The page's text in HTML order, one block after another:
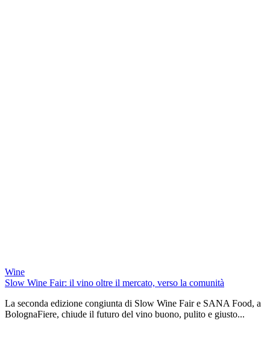
Wine
Slow Wine Fair: il vino oltre il mercato, verso la comunità
La seconda edizione congiunta di Slow Wine Fair e SANA Food, a
BolognaFiere, chiude il futuro del vino buono, pulito e giusto...